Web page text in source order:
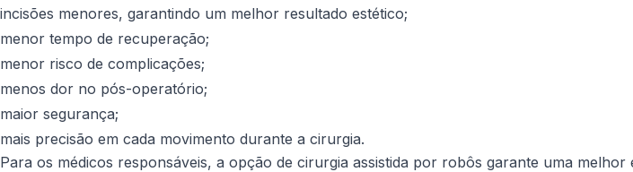
incisões menores, garantindo um melhor resultado estético;
menor tempo de recuperação;
menor risco de complicações;
menos dor no pós-operatório;
maior segurança;
mais precisão em cada movimento durante a cirurgia.
Para os médicos responsáveis, a opção de cirurgia assistida por robôs garante uma